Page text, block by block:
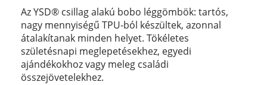
Az YSD® csillag alakú bobo léggömbök: tartós,
nagy mennyiségű TPU-ból készültek, azonnal
átalakítanak minden helyet. Tökéletes
születésnapi meglepetésekhez, egyedi
ajándékokhoz vagy meleg családi
összejövetelekhez.